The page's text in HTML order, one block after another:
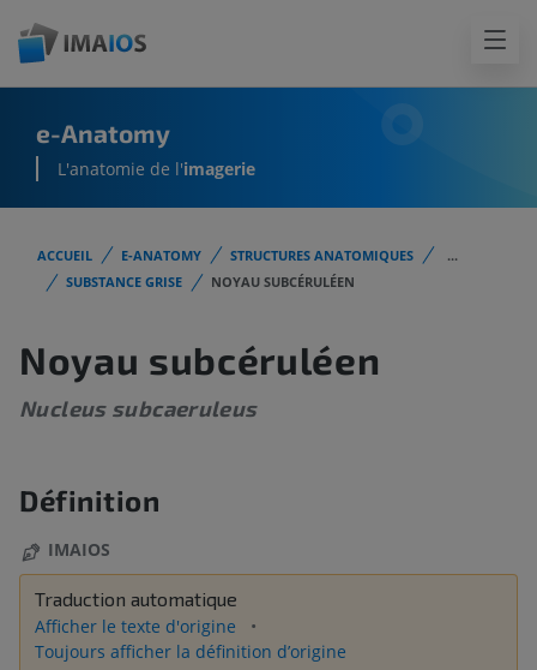
e-Anatomy
L'anatomie de l'imagerie
ACCUEIL E-ANATOMY STRUCTURES ANATOMIQUES
...
SUBSTANCE GRISE
NOYAU SUBCÉRULÉEN
Noyau subcéruléen
Nucleus subcaeruleus
Définition
IMAIOS
Traduction automatique
Afficher le texte d'origine
Toujours afficher la définition d’origine